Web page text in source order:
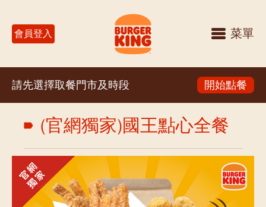
會員登入 菜單
請先選擇取餐門市及時段 開始點餐
(官網獨家)國王點心全餐